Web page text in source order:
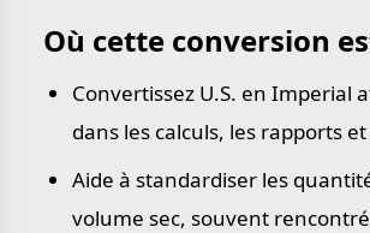
Où cette conversion
Convertissez U.S. en Imperial
dans les calculs, les rapports
Aide à standardiser les
volume sec, souvent